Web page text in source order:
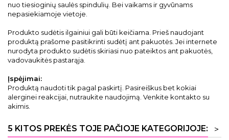
nuo tiesioginių saulės spindulių. Bei vaikams ir gyvūnams
nepasiekiamoje vietoje.
Produkto sudėtis ilgainiui gali būti keičiama. Prieš naudojant
produktą prašome pasitikrinti sudėtį ant pakuotės. Jei internete
nurodyta produkto sudėtis skiriasi nuo pateiktos ant pakuotės,
vadovaukitės pastarąja.
Įspėjimai:
Produktą naudoti tik pagal paskirtį. Pasireiškus bet kokiai
alerginei reakcijai, nutraukite naudojimą. Venkite kontakto su
akimis.
5 KITOS PREKĖS TOJE PAČIOJE KATEGORIJOJE:
>